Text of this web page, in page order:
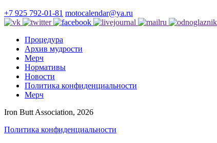
+7 925 792-01-81 motocalendar@ya.ru
Процедура
Архив мудрости
Мерч
Нормативы
Новости
Политика конфиденциальности
Мерч
Iron Butt Association, 2026
Политика конфиденциальности